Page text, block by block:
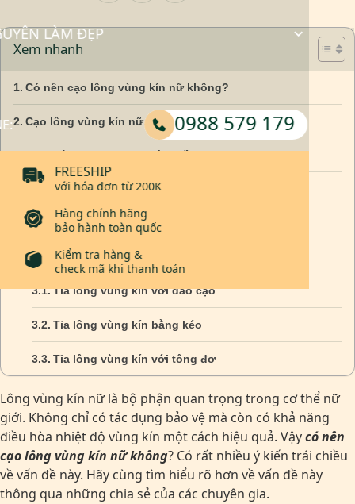
Xem nhanh
Có nên cạo lông vùng kín nữ không?
Cạo lông vùng kín nữ có ảnh hưởng gì không?
Lông mọc ngược và nhiều hơn sau khi cạo
Gây tổn thương tới cấu trúc của lông
Cạo lông mu gây viêm nhiễm vùng kín
Cách tỉa lông vùng kín không bị ngứa
Tỉa lông vùng kín với dao cạo
Tỉa lông vùng kín bằng kéo
Tỉa lông vùng kín với tông đơ
Lông vùng kín nữ là bộ phận quan trọng trong cơ thể nữ
giới. Không chỉ có tác dụng bảo vệ mà còn có khả năng
điều hòa nhiệt độ vùng kín một cách hiệu quả. Vậycó nên
cạo lông vùng kín nữ không? Có rất nhiều ý kiến trái chiều
về vấn đề này. Hãy cùng tìm hiểu rõ hơn về vấn đề này
thông qua những chia sẻ của các chuyên gia.